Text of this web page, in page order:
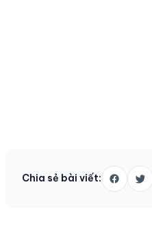
Chia sẻ bài viết: